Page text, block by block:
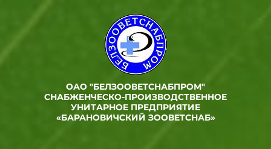
ОАО "БЕЛЗООВЕТСНАБПРОМ"
СНАБЖЕНЧЕСКО-ПРОИЗВОДСТВЕННОЕ
УНИТАРНОЕ ПРЕДПРИЯТИЕ
«БАРАНОВИЧСКИЙ ЗООВЕТСНАБ»